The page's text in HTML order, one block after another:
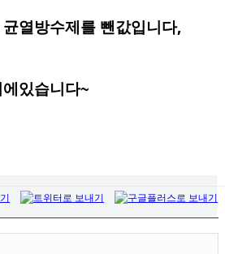
열방수제를 뺀값입니다,
있습니다~​